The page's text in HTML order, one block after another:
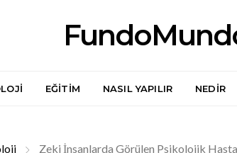
EĞITIM NASIL YAPILIR NEDIR
Zeki İnsanlarda Görülen Psikolojik